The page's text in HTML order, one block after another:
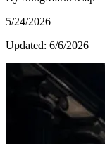
5/24/2026
Updated: 6/6/2026